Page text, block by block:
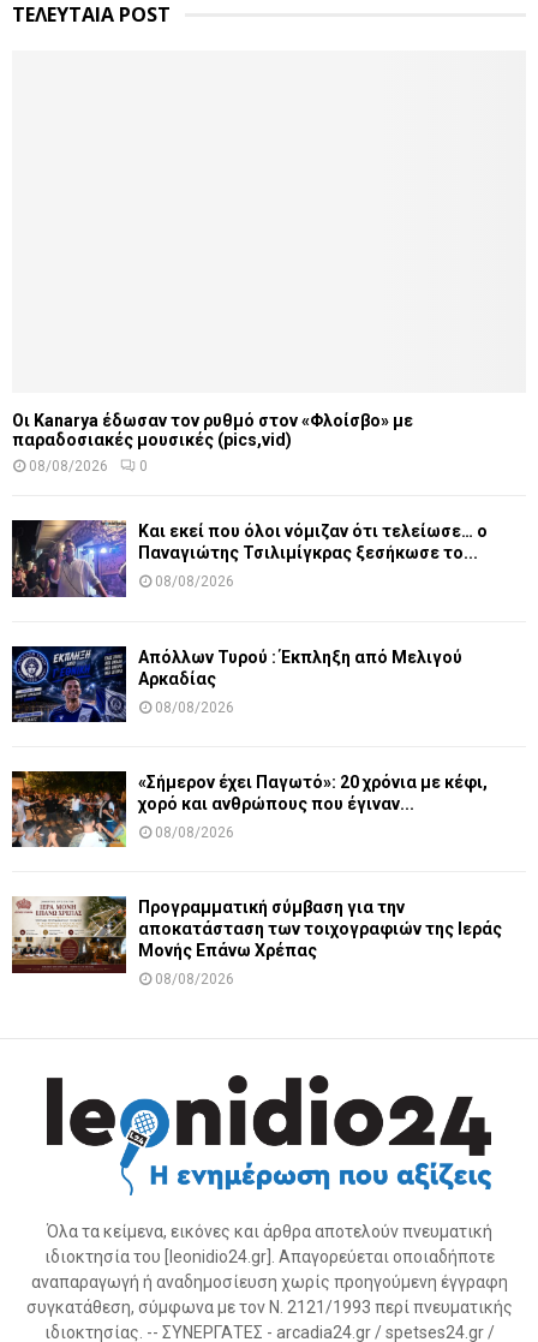
ΤΕΛΕΥΤΑΙΑ POST
Οι Kanarya έδωσαν τον ρυθμό στον «Φλοίσβο» με
παραδοσιακές μουσικές (pics,vid)
08/08/2026 0
Και εκεί που όλοι νόμιζαν ότι τελείωσε… ο
Παναγιώτης Τσιλιμίγκρας ξεσήκωσε το...
08/08/2026
Απόλλων Τυρού : Έκπληξη από Μελιγού
Αρκαδίας
08/08/2026
«Σήμερον έχει Παγωτό»: 20 χρόνια με κέφι,
χορό και ανθρώπους που έγιναν...
08/08/2026
Προγραμματική σύμβαση για την
αποκατάσταση των τοιχογραφιών της Ιεράς
Μονής Επάνω Χρέπας
08/08/2026
Όλα τα κείμενα, εικόνες και άρθρα αποτελούν πνευματική
ιδιοκτησία του [leonidio24.gr]. Απαγορεύεται οποιαδήποτε
αναπαραγωγή ή αναδημοσίευση χωρίς προηγούμενη έγγραφη
συγκατάθεση, σύμφωνα με τον Ν. 2121/1993 περί πνευματικής
ιδιοκτησίας. -- ΣΥΝΕΡΓΑΤΕΣ - arcadia24.gr / spetses24.gr /